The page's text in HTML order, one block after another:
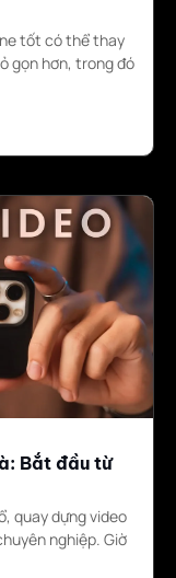
tốt có thể thay
gọn hơn, trong đó
Bắt đầu từ
quay dựng video
nghiệp. Giờ